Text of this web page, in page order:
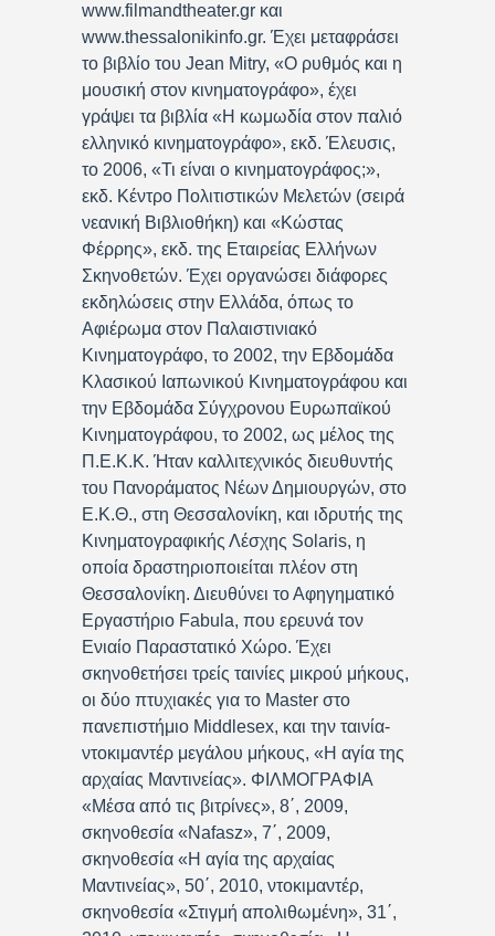
www.filmandtheater.gr και
www.thessalonikinfo.gr. Έχει μεταφράσει
το βιβλίο του Jean Mitry, «Ο ρυθμός και η
μουσική στον κινηματογράφο», έχει
γράψει τα βιβλία «Η κωμωδία στον παλιό
ελληνικό κινηματογράφο», εκδ. Έλευσις,
το 2006, «Τι είναι ο κινηματογράφος;»,
εκδ. Κέντρο Πολιτιστικών Μελετών (σειρά
νεανική Βιβλιοθήκη) και «Κώστας
Φέρρης», εκδ. της Εταιρείας Ελλήνων
Σκηνοθετών. Έχει οργανώσει διάφορες
εκδηλώσεις στην Ελλάδα, όπως το
Αφιέρωμα στον Παλαιστινιακό
Κινηματογράφο, το 2002, την Εβδομάδα
Κλασικού Ιαπωνικού Κινηματογράφου και
την Εβδομάδα Σύγχρονου Ευρωπαϊκού
Κινηματογράφου, το 2002, ως μέλος της
Π.Ε.Κ.Κ. Ήταν καλλιτεχνικός διευθυντής
του Πανοράματος Νέων Δημιουργών, στο
Ε.Κ.Θ., στη Θεσσαλονίκη, και ιδρυτής της
Κινηματογραφικής Λέσχης Solaris, η
οποία δραστηριοποιείται πλέον στη
Θεσσαλονίκη. Διευθύνει το Αφηγηματικό
Εργαστήριο Fabula, που ερευνά τον
Ενιαίο Παραστατικό Χώρο. Έχει
σκηνοθετήσει τρείς ταινίες μικρού μήκους,
οι δύο πτυχιακές για το Master στο
πανεπιστήμιο Middlesex, και την ταινία-
ντοκιμαντέρ μεγάλου μήκους, «Η αγία της
αρχαίας Μαντινείας». ΦΙΛΜΟΓΡΑΦΙΑ
«Μέσα από τις βιτρίνες», 8΄, 2009,
σκηνοθεσία «Nafasz», 7΄, 2009,
σκηνοθεσία «Η αγία της αρχαίας
Μαντινείας», 50΄, 2010, ντοκιμαντέρ,
σκηνοθεσία «Στιγμή απολιθωμένη», 31΄,